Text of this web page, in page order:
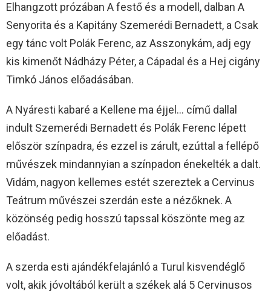
Elhangzott prózában A festő és a modell, dalban A
Senyorita és a Kapitány Szemerédi Bernadett, a Csak
egy tánc volt Polák Ferenc, az Asszonykám, adj egy
kis kimenőt Nádházy Péter, a Cápadal és a Hej cigány
Timkó János előadásában.
A Nyáresti kabaré a Kellene ma éjjel… című dallal
indult Szemerédi Bernadett és Polák Ferenc lépett
először színpadra, és ezzel is zárult, ezúttal a fellépő
művészek mindannyian a színpadon énekelték a dalt.
Vidám, nagyon kellemes estét szereztek a Cervinus
Teátrum művészei szerdán este a nézőknek. A
közönség pedig hosszú tapssal köszönte meg az
előadást.
A szerda esti ajándékfelajánló a Turul kisvendéglő
volt, akik jóvoltából került a székek alá 5 Cervinusos